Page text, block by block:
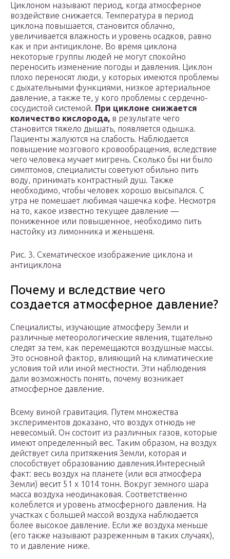
Циклоном называют период, когда атмосферное
воздействие снижается. Температура в период
циклона повышается, становится облачно,
увеличивается влажность и уровень осадков, равно
как и при антициклоне. Во время циклона
некоторые группы людей не могут спокойно
переносить изменение погоды и давления. Циклон
плохо переносят люди, у которых имеются проблемы
с дыхательными функциями, низкое артериальное
давление, а также те, у кого проблемы с сердечно-
сосудистой системой. При циклоне снижается
количество кислорода, в результате чего
становится тяжело дышать, появляется одышка.
Пациенты жалуются на слабость. Наблюдается
повышение мозгового кровообращения, вследствие
чего человека мучает мигрень. Сколько бы ни было
симптомов, специалисты советуют обильно пить
воду, принимать контрастный душ. Также
необходимо, чтобы человек хорошо высыпался. С
утра не помешает любимая чашечка кофе. Несмотря
на то, какое известно текущее давление —
пониженное или повышенное, необходимо пить
настойку из лимонника и женьшеня.
Рис. 3. Схематическое изображение циклона и
антициклона
Почему и вследствие чего
создается атмосферное давление?
Специалисты, изучающие атмосферу Земли и
различные метеорологические явления, тщательно
следят за тем, как перемещаются воздушные массы.
Это основной фактор, влияющий на климатические
условия той или иной местности. Эти наблюдения
дали возможность понять, почему возникает
атмосферное давление.
Всему виной гравитация. Путем множества
экспериментов доказано, что воздух отнюдь не
невесомый. Он состоит из различных газов, которые
имеют определенный вес. Таким образом, на воздух
действует сила притяжения Земли, которая и
способствует образованию давления.Интересный
факт: весь воздух на планете (или вся атмосфера
Земли) весит 51 х 1014 тонн. Вокруг земного шара
масса воздуха неодинаковая. Соответственно
колеблется и уровень атмосферного давления. На
участках с большей массой воздуха наблюдается
более высокое давление. Если же воздуха меньше
(его также называют разреженным в таких случаях),
то и давление ниже.